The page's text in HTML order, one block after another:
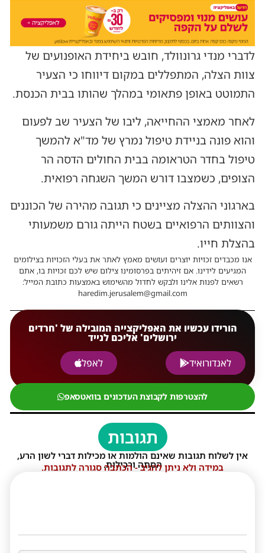
לדברי מנדי גרונוולד, חובש ביחידת האופנועים של
צוות הצלה, המתפללים במקום דיווחו כי הצעיר
התמוטט באופן פתאומי במהלך שהותו בבית הכנסת.
לאחר מאמצי ההחייאה, ליבו של הצעיר שב לפעום
והוא פונה בניידת טיפול נמרץ של מד"א להמשך
טיפול בחדר הטראומה בבית החולים הדסה הר
הצופים, כשמצבו דורש המשך השגחה רפואית.
בארגוני ההצלה מציינים כי תגובה מהירה של הכוננים
והצוותים הרפואיים בשטח הייתה גורם משמעותי
בהצלת חייו.
אנו מכבדים זכויות יוצרים ועושים מאמץ לאתר את בעלי הזכויות בצילומים
המגיעים לידינו. אם זיהיתים בפרסומינו צילום שיש לכם זכויות בו, אתם
רשאים לפנות אלינו ולבקש לחדול מהשימוש באמצעות כתובת המייל:
haredim.jerusalem@gmail.com
הורידו עכשיו את האפליקצייה המובילה של 'חרדים
ירושלים' אליכם לנייד
לאנדורואיד
לאפל
להצטרפות לקבוצת העדכונים בוואטסאפ
תגובות
אין לשלוח תגובות שאינם הולמות או מכילות דברי לשון הרע,
הסתה ורכילות.
במידה ולא ניתן להגיב - הכתבה סגורה לתגובות.